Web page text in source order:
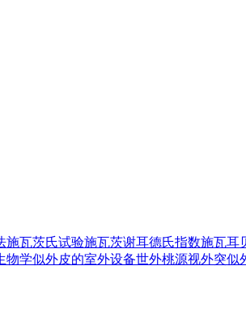
施瓦茨氏试验施瓦茨谢耳德氏指数施瓦耳
物学似外皮的室外设备世外桃源视外突似